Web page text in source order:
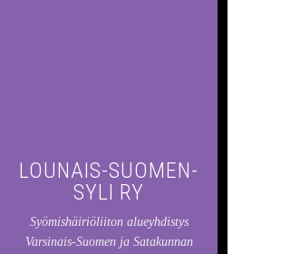
LOUNAIS-SUOMEN-
SYLI RY
Syömishäiriöliiton alueyhdistys
Varsinais-Suomen ja Satakunnan